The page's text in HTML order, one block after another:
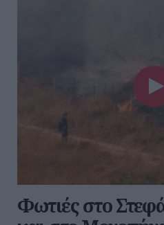
Φωτιές στο